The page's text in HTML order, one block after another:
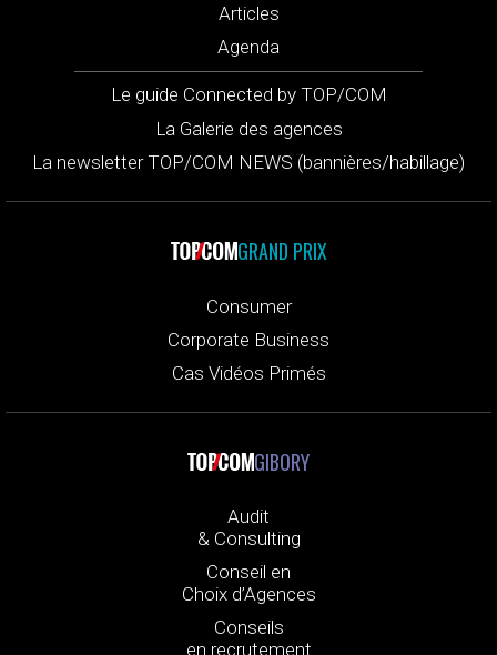
Articles
Agenda
Le guide Connected by TOP/COM
La Galerie des agences
La newsletter TOP/COM NEWS (bannières/habillage)
GRAND PRIX
Consumer
Corporate Business
Cas Vidéos Primés
GIBORY
Audit
& Consulting
Conseil en
Choix d’Agences
Conseils
en recrutement